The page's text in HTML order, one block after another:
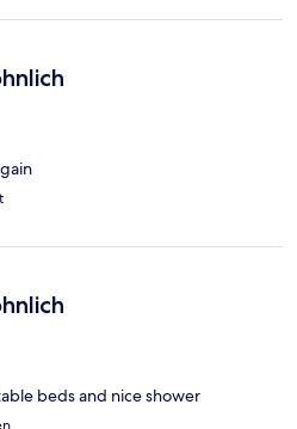
beds and nice shower